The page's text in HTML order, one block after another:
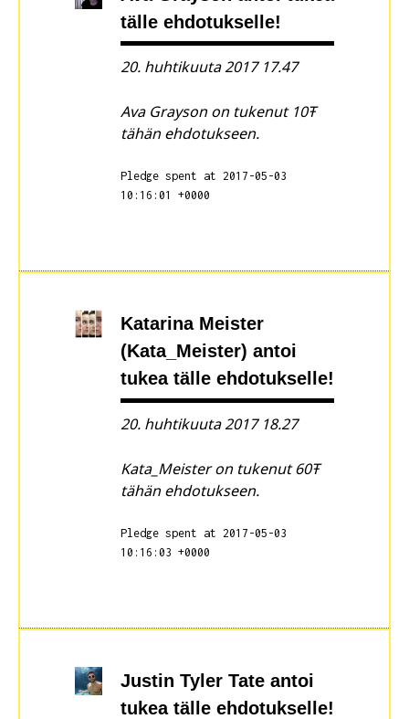
tälle ehdotukselle!
20. huhtikuuta 2017 17.47
Ava Grayson on tukenut 10Ŧ
tähän ehdotukseen.
Pledge spent at 2017-05-03
10:16:01 +0000
Katarina Meister
(Kata_Meister) antoi
tukea tälle ehdotukselle!
20. huhtikuuta 2017 18.27
Kata_Meister on tukenut 60Ŧ
tähän ehdotukseen.
Pledge spent at 2017-05-03
10:16:03 +0000
Justin Tyler Tate antoi
tukea tälle ehdotukselle!